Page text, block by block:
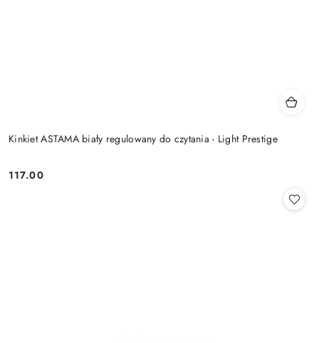
Kinkiet ASTAMA biały regulowany do czytania - Light Prestige
Cena:
117.00